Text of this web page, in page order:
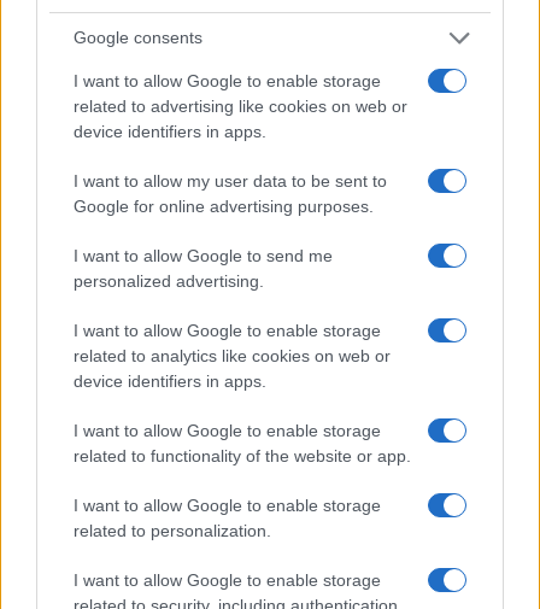
Google consents
I want to allow Google to enable storage
related to advertising like cookies on web or
device identifiers in apps.
I want to allow my user data to be sent to
Google for online advertising purposes.
I want to allow Google to send me
personalized advertising.
I want to allow Google to enable storage
related to analytics like cookies on web or
device identifiers in apps.
I want to allow Google to enable storage
related to functionality of the website or app.
I want to allow Google to enable storage
related to personalization.
I want to allow Google to enable storage
related to security, including authentication
daGoogle News
Condividi l'articolo
a
ce
b
o
o
k
T
w
it
te
r
n
te
re
st
W
h
at
s
A
p
p
S
h
a
re
Articolo precedente
Prossimo articolo
NOTIZIE RECENTI
Giorgia Meloni a La Maddalena, la vicesindaco:
Incendio nella notte a Olbia, a fuoco due furgoni